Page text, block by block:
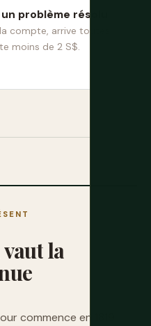
problème résolu
compte, arrive toutes
moins de 2 S$.
vautla
commence en 1819